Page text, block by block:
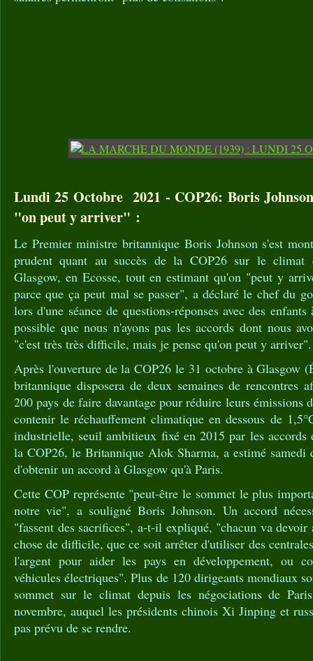
Lundi 25 Octobre 2021 - COP26: Boris
"on peut y arriver" :
Le Premier ministre britannique Boris Johnson s'est
prudent quant au succès de la COP26 sur le climat
Glasgow, en Ecosse, tout en estimant qu'on "peut y
parce que ça peut mal se passer", a déclaré le chef du
lors d'une séance de questions-réponses avec des
possible que nous n'ayons pas les accords dont nous
"c'est très très difficile, mais je pense qu'on peut y arriver".
Après l'ouverture de la COP26 le 31 octobre à Glasgow
britannique disposera de deux semaines de rencontres
200 pays de faire davantage pour réduire leurs émissions
contenir le réchauffement climatique en dessous de
industrielle, seuil ambitieux fixé en 2015 par les accords
la COP26, le Britannique Alok Sharma, a estimé
d'obtenir un accord à Glasgow qu'à Paris.
Cette COP représente "peut-être le sommet le plus
notre vie", a souligné Boris Johnson. Un accord
"fassent des sacrifices", a-t-il expliqué, "chacun va devoir
chose de difficile, que ce soit arrêter d'utiliser des
l'argent pour aider les pays en développement, ou
véhicules électriques". Plus de 120 dirigeants mondiaux
sommet sur le climat depuis les négociations de
novembre, auquel les présidents chinois Xi Jinping et
pas prévu de se rendre.